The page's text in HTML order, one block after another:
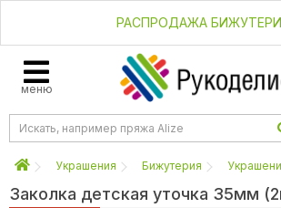
РАСПРОДАЖА
меню
Украшения Бижутерия
Заколка детская уточка 35мм